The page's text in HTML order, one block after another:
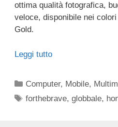
ottima qualità fotografica,
veloce, disponibile nei
Gold.
Leggi tutto
Categorie
Computer, Mobile,
Tag
forthebrave,globbale,